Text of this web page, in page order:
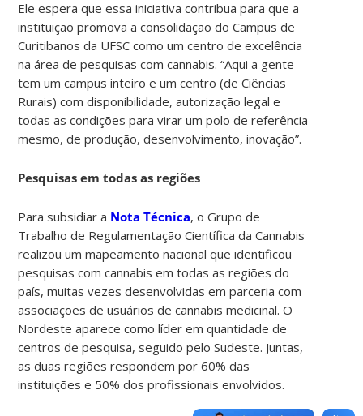
Ele espera que essa iniciativa contribua para que a
instituição promova a consolidação do Campus de
Curitibanos da UFSC como um centro de excelência
na área de pesquisas com cannabis. “Aqui a gente
tem um campus inteiro e um centro (de Ciências
Rurais) com disponibilidade, autorização legal e
todas as condições para virar um polo de referência
mesmo, de produção, desenvolvimento, inovação”.
Pesquisas em todas as regiões
Para subsidiar a Nota Técnica, o Grupo de
Trabalho de Regulamentação Científica da Cannabis
realizou um mapeamento nacional que identificou
pesquisas com cannabis em todas as regiões do
país, muitas vezes desenvolvidas em parceria com
associações de usuários de cannabis medicinal. O
Nordeste aparece como líder em quantidade de
centros de pesquisa, seguido pelo Sudeste. Juntas,
as duas regiões respondem por 60% das
instituições e 50% dos profissionais envolvidos.